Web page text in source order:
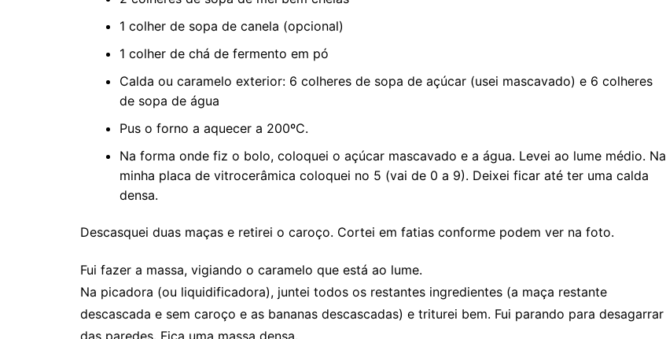
1 colher de sopa de canela (opcional)
1 colher de chá de fermento em pó
Calda ou caramelo exterior: 6 colheres de sopa de açúcar (usei mascavado) e 6 colheres
de sopa de água
Pus o forno a aquecer a 200ºC.
Na forma onde fiz o bolo, coloquei o açúcar mascavado e a água. Levei ao lume médio. Na
minha placa de vitrocerâmica coloquei no 5 (vai de 0 a 9). Deixei ficar até ter uma calda
densa.
Descasquei duas maças e retirei o caroço. Cortei em fatias conforme podem ver na foto.
Fui fazer a massa, vigiando o caramelo que está ao lume.
Na picadora (ou liquidificadora), juntei todos os restantes ingredientes (a maça restante
descascada e sem caroço e as bananas descascadas) e triturei bem. Fui parando para desagarrar
das paredes. Fica uma massa densa.